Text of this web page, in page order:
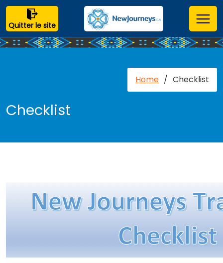
Quitter le site
Home / Checklist
Checklist